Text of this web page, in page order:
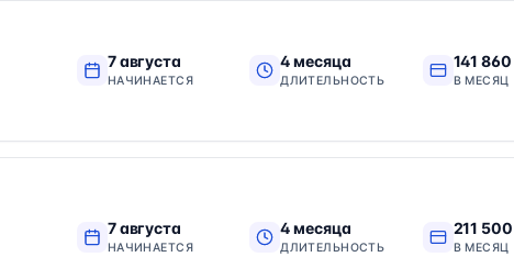
7 августа
НАЧИНАЕТСЯ
4 месяца
ДЛИТЕЛЬНОСТЬ
141
В МЕСЯЦ
7 августа
НАЧИНАЕТСЯ
4 месяца
ДЛИТЕЛЬНОСТЬ
211
В МЕСЯЦ